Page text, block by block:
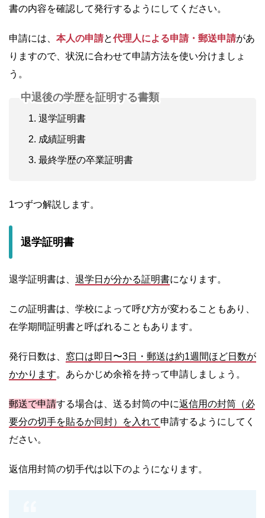
書の内容を確認して発行するようにしてください。
申請には、 本人の申請と代理人による申請・郵送申請があ
りますので、状況に合わせて申請方法を使い分けましょ
う。
中退後の学歴を証明する書類
退学証明書
成績証明書
最終学歴の卒業証明書
1つずつ解説します。
退学証明書
退学証明書は、 退学日が分かる証明書になります。
この証明書は、学校によって呼び方が変わることもあり、
在学期間証明書と呼ばれることもあります。
発行日数は、 窓口は即日〜3日・郵送は約1週間ほど日数が
かかります。あらかじめ余裕を持って申請しましょう。
郵送で申請する場合は、送る封筒の中に返信用の封筒（必
要分の切手を貼るか同封）を入れて申請するようにしてく
ださい。
返信用封筒の切手代は以下のようになります。